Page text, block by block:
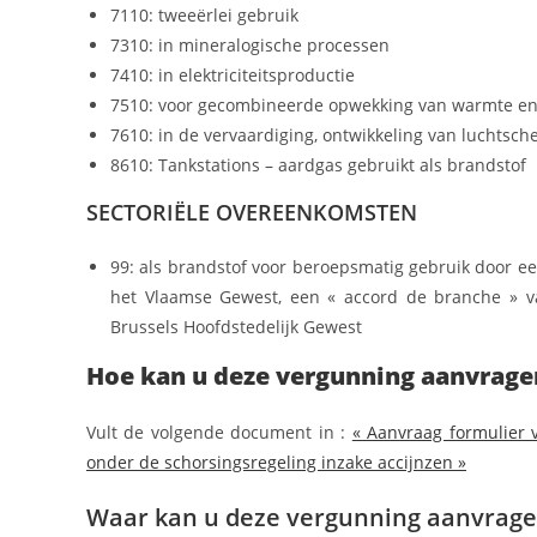
7110: tweeërlei gebruik
7310: in mineralogische processen
7410: in elektriciteitsproductie
7510: voor gecombineerde opwekking van warmte
7610: in de vervaardiging, ontwikkeling van
8610: Tankstations – aardgas gebruikt als brandstof
SECTORIËLE OVEREENKOMSTEN
99: als brandstof voor beroepsmatig gebruik door
het Vlaamse Gewest, een « accord de branche »
Brussels Hoofdstedelijk Gewest
Hoe kan u deze vergunning
Vult de volgende document in : « Aanvraag formulier
onder de schorsingsregeling inzake accijnzen »
Waar kan u deze vergunning